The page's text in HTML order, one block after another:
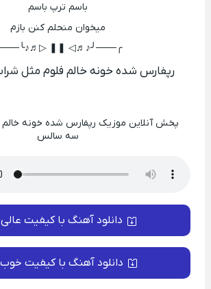
باسم ترپ باسم
میخوان منحلم کنن بازم
❚❚ ▷♬♪╰───╮
رپفارس شده خونه خالم فلوم مثل
پخش آنلاین موزیک رپفارس شده خونه
سه سالس
دانلود آهنگ با کیفیت عالی
دانلود آهنگ با کیفیت خوب 128